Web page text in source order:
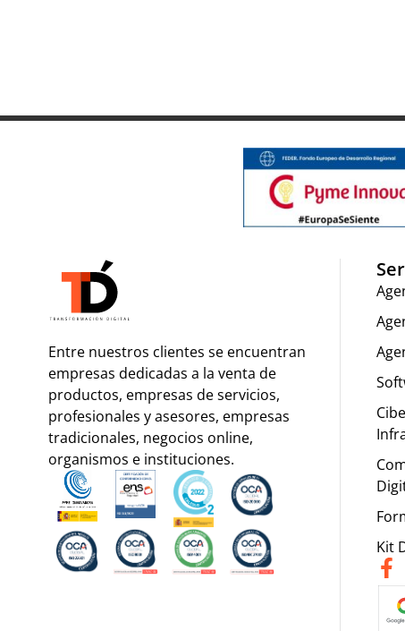
Entre nuestros clientes se encuentran
empresas dedicadas a la venta de
productos, empresas de servicios,
profesionales y asesores, empresas
tradicionales, negocios online,
organismos e instituciones.
Kit